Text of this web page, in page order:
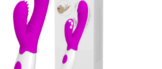
nhiều sản phẩm dương vật
ứng giống
và chân thật
nhìn
và chạm tay vào nó